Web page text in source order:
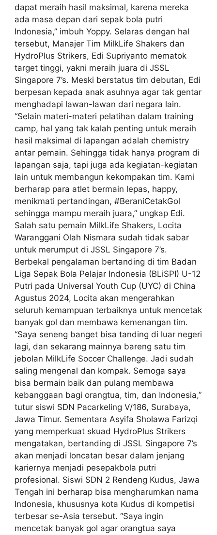
dapat meraih hasil maksimal, karena mereka
ada masa depan dari sepak bola putri
Indonesia,” imbuh Yoppy. Selaras dengan hal
tersebut, Manajer Tim MilkLife Shakers dan
HydroPlus Strikers, Edi Supriyanto mematok
target tinggi, yakni meraih juara di JSSL
Singapore 7’s. Meski berstatus tim debutan, Edi
berpesan kepada anak asuhnya agar tak gentar
menghadapi lawan-lawan dari negara lain.
“Selain materi-materi pelatihan dalam training
camp, hal yang tak kalah penting untuk meraih
hasil maksimal di lapangan adalah chemistry
antar pemain. Sehingga tidak hanya program di
lapangan saja, tapi juga ada kegiatan-kegiatan
lain untuk membangun kekompakan tim. Kami
berharap para atlet bermain lepas, happy,
menikmati pertandingan, #BeraniCetakGol
sehingga mampu meraih juara,” ungkap Edi.
Salah satu pemain MilkLife Shakers, Locita
Waranggani Olah Nismara sudah tidak sabar
untuk merumput di JSSL Singapore 7’s.
Berbekal pengalaman bertanding di tim Badan
Liga Sepak Bola Pelajar Indonesia (BLiSPI) U-12
Putri pada Universal Youth Cup (UYC) di China
Agustus 2024, Locita akan mengerahkan
seluruh kemampuan terbaiknya untuk mencetak
banyak gol dan membawa kemenangan tim.
“Saya seneng banget bisa tanding di luar negeri
lagi, dan sekarang mainnya bareng satu tim
jebolan MilkLife Soccer Challenge. Jadi sudah
saling mengenal dan kompak. Semoga saya
bisa bermain baik dan pulang membawa
kebanggaan bagi orangtua, tim, dan Indonesia,”
tutur siswi SDN Pacarkeling V/186, Surabaya,
Jawa Timur. Sementara Asyifa Sholawa Farizqi
yang memperkuat skuad HydroPlus Strikers
mengatakan, bertanding di JSSL Singapore 7’s
akan menjadi loncatan besar dalam jenjang
kariernya menjadi pesepakbola putri
profesional. Siswi SDN 2 Rendeng Kudus, Jawa
Tengah ini berharap bisa mengharumkan nama
Indonesia, khususnya kota Kudus di kompetisi
terbesar se-Asia tersebut. “Saya ingin
mencetak banyak gol agar orangtua saya